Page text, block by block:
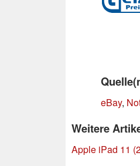
eBay,
Weitere
Apple iPad 11